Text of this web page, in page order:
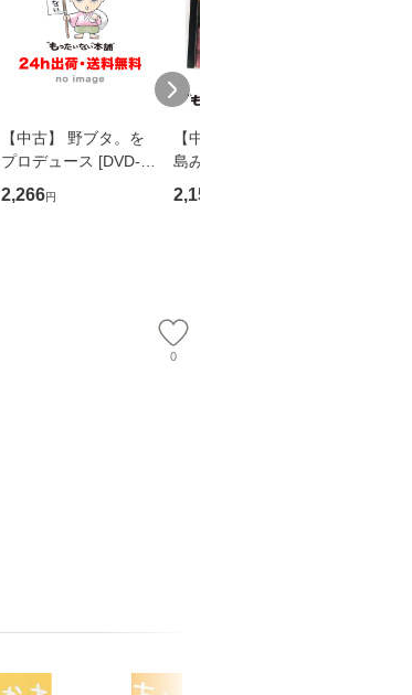
【中古】 野ブタ。を
プロデュース [DVD-B
OX] / バップ [DVD]
【メール便送料無料】
2,266円
【中古】 寒水魚 / 中
島みゆき / [CD]【メー
ル便送料無料】
2,150
0